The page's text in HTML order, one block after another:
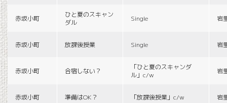
赤坂小町
ひと夏のスキャン
ダル
Single 岩
赤坂小町 放課後授業 Single 岩
赤坂小町 合宿しない？
「ひと夏のスキャンダ
ル」c/w
岩
赤坂小町 準備はOK？ 「放課後授業」c/w 岩